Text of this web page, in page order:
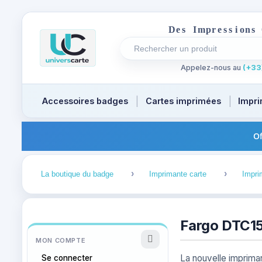
Des Impres s i ons
Rechercher un produit
Recherches récentes au
Appelez-nous au
Accessoires badges Cartes imprimées
La boutique du badge Imprimante carte
MON COMPTE
Se connecter
Fargo
La nouvelle